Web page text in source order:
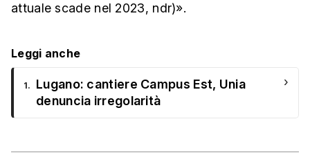
attuale scade nel 2023, ndr)».
Leggi anche
1.
Lugano: cantiere Campus Est, Unia
denuncia irregolarità
›